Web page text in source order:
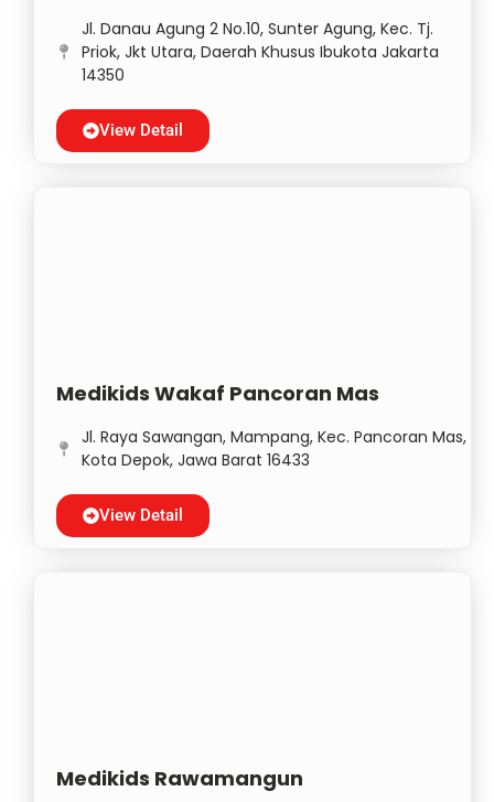
Jl. Danau Agung 2 No.10, Sunter Agung, Kec. Tj.
Priok, Jkt Utara, Daerah Khusus Ibukota Jakarta
14350
View Detail
Medikids Wakaf Pancoran Mas
Jl. Raya Sawangan, Mampang, Kec. Pancoran Mas,
Kota Depok, Jawa Barat 16433
View Detail
Medikids Rawamangun